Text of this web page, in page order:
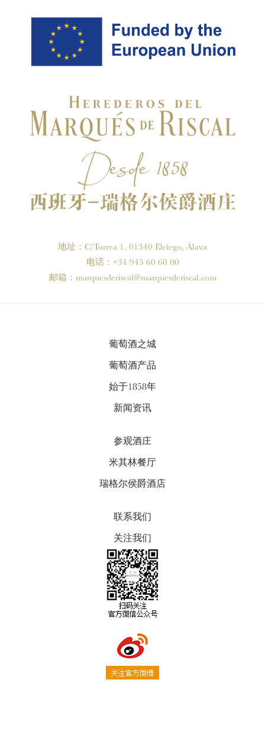
地址：C/Torrea 1, 01340 Elciego, Álava
电话：+34 945 60 60 00
邮箱： marquesderiscal@marquesderiscal.com
葡萄酒之城
葡萄酒产品
始于1858年
新闻资讯
参观酒庄
米其林餐厅
瑞格尔侯爵酒店
联系我们
关注我们